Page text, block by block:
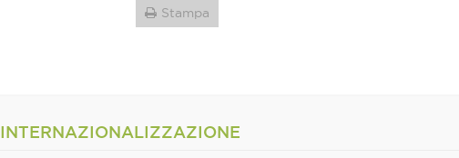
Stampa
INTERNAZIONALIZZAZIONE